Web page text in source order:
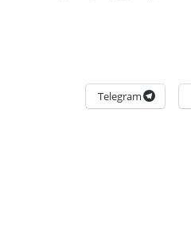
Telegram